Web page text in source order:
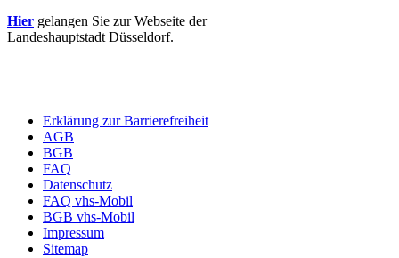
Hier gelangen Sie zur Webseite der
Landeshauptstadt Düsseldorf.
Erklärung zur Barrierefreiheit
AGB
BGB
FAQ
Datenschutz
FAQ vhs-Mobil
BGB vhs-Mobil
Impressum
Sitemap